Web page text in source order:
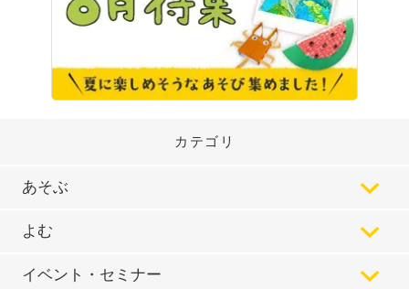
カテゴリ
あそぶ
よむ
イベント・セミナー